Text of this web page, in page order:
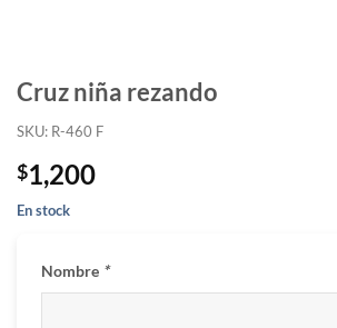
Cruz niña rezando
SKU: R-460 F
$1,200
En stock
Nombre *